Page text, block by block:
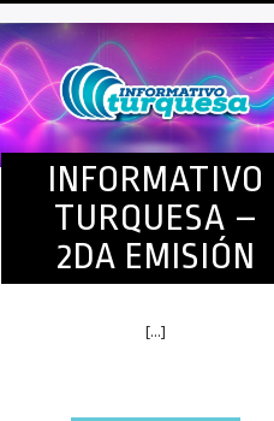
INFORMATIVO
TURQUESA –
2DA EMISIÓN
[...]